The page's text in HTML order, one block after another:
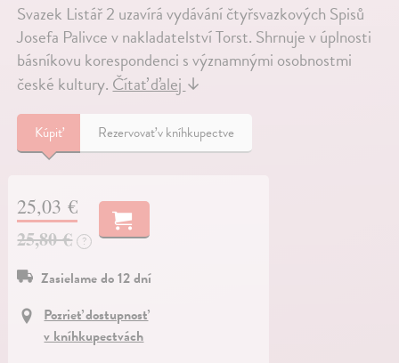
Svazek Listář 2 uzavírá vydávání čtyřsvazkových Spisů
Josefa Palivce v nakladatelství Torst. Shrnuje v úplnosti
básníkovu korespondenci s významnými osobnostmi
české kultury.Čítať ďalej↓
Kúpiť Rezervovať v kníhkupectve
25,03 €
25,80 € ?
Zasielame do 12 dní
Pozrieť dostupnosť
v kníhkupectvách